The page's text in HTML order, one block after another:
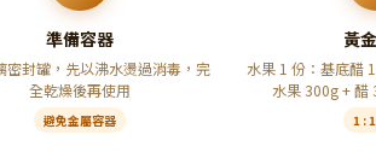
準備容器
密封罐，先以沸水燙過消毒，完
全乾燥後再使用
避免金屬容器
黃
水果 1 份：基底醋
水果 300g + 醋
1 :